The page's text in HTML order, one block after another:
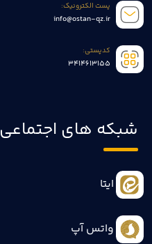
پست الکترونیک:
info@ostan-qz.ir
کدپستی:
3414613155
شبکه های اجتماعی
ایتا
واتس آپ